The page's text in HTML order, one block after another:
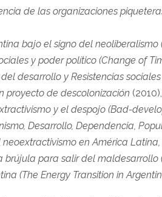
de las organizaciones
bajo el signo del neoliberalismo
y poder político (Change of
desarrollo y Resistencias
proyecto de descolonización
y el despojo (Bad-
Desarrollo, Dependencia,
en América Latina,
para salir del maldesarrollo
(The Energy Transition in